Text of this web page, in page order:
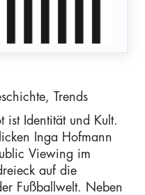
Trends
ist Identität und Kult.
Inga Hofmann
Viewing im
auf die
Fußballwelt. Neben